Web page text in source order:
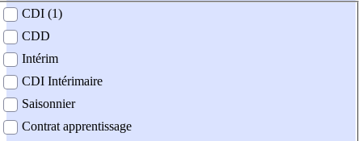
contrat
CDI (1)
CDD
Intérim
CDI Intérimaire
Saisonnier
Contrat apprentissage